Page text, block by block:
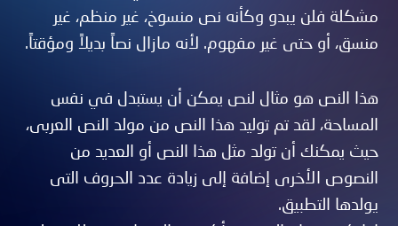
مشكلة فلن يبدو وكأنه نص منسوخ، غير منظم، غير
منسق، أو حتى غير مفهوم. لأنه مازال نصاً بديلاً ومؤقتاً.
هذا النص هو مثال لنص يمكن أن يستبدل في نفس
المساحة، لقد تم توليد هذا النص من مولد النص العربى،
حيث يمكنك أن تولد مثل هذا النص أو العديد من
النصوص الأخرى إضافة إلى زيادة عدد الحروف التى
يولدها التطبيق.